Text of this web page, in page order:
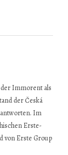
der Immorent als
der Česká
Im
Erste-
von Erste Group